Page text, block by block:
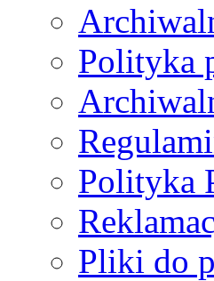
Polityka
Polityka
Pliki do